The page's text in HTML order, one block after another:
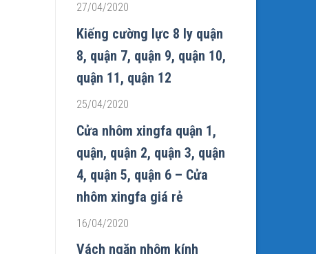
27/04/2020
Kiếng cường lực 8 ly quận
8, quận 7, quận 9, quận 10,
quận 11, quận 12
25/04/2020
Cửa nhôm xingfa quận 1,
quận, quận 2, quận 3, quận
4, quận 5, quận 6 – Cửa
nhôm xingfa giá rẻ
16/04/2020
Vách ngăn nhôm kính